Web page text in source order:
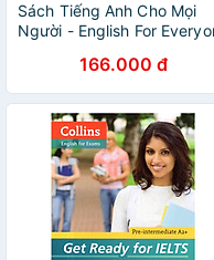
Sách Tiếng Anh Cho Mọi
Người - English For
166.000 đ